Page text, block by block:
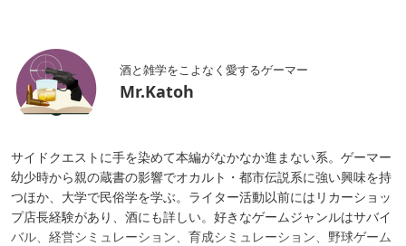
酒と雑学をこよなく愛するゲーマー
Mr.Katoh
サイドクエストに手を染めて本編がなかなか進まない系。ゲーマー
幼少時から親の蔵書の影響でオカルト・都市伝説系に強い興味を持
つほか、大学で民俗学を学ぶ。ライター活動以前にはリカーショッ
プ店長経験があり、酒にも詳しい。好きなゲームジャンルはサバイ
バル、経営シミュレーション、育成シミュレーション、野球ゲーム